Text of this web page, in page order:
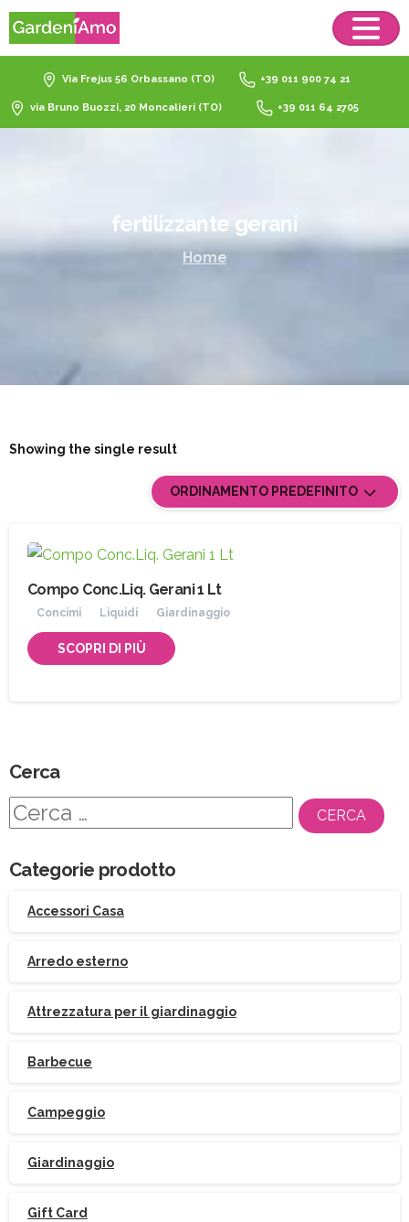
Via Frejus 56 Orbassano (TO) +39 011 900 74 21
via Bruno Buozzi, 20 Moncalieri (TO) +39 011 64 2705
fertilizzante gerani
Home
Showing the single result
ORDINAMENTO PREDEFINITO
Compo Conc.Liq. Gerani 1 Lt
Concimi Liquidi Giardinaggio
SCOPRI DI PIÙ
Cerca
Ricerca
Categorie prodotto
Accessori Casa
Arredo esterno
Attrezzatura per il giardinaggio
Barbecue
Campeggio
Giardinaggio
Gift Card